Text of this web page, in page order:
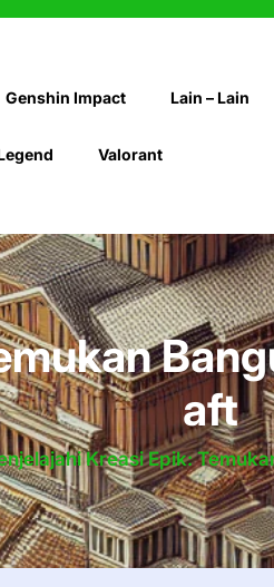
Genshin Impact Lain – Lain
Valorant
aft
Kreasi Epik: